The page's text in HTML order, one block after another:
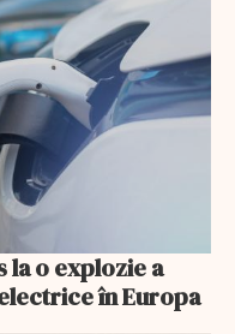
la o explozie a
în Europa